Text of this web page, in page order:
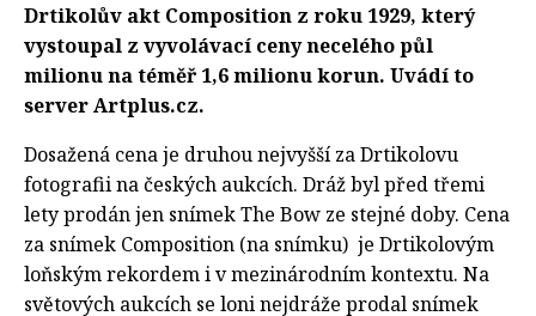
Drtikolův akt Composition z roku 1929, který
vystoupal z vyvolávací ceny necelého půl
milionu na téměř 1,6 milionu korun. Uvádí to
server Artplus.cz.
Dosažená cena je druhou nejvyšší za Drtikolovu
fotografii na českých aukcích. Dráž byl před třemi
lety prodán jen snímek The Bow ze stejné doby. Cena
za snímek Composition (na snímku) je Drtikolovým
loňským rekordem i v mezinárodním kontextu. Na
světových aukcích se loni nejdráže prodal snímek